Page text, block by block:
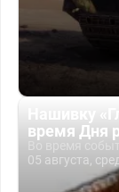
Нашивку
время Дня
Во время
05 августа,